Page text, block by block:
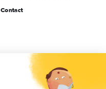
Contact